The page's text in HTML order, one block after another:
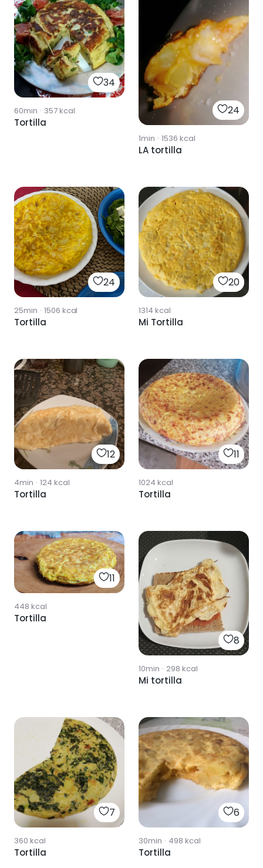
34
60min · 357kcal
Tortilla
24
1min · 1536 kcal
LA tortilla
24
25min · 1506 kcal
Tortilla
20
1314 kcal
Mi Tortilla
12
4min · 124 kcal
Tortilla
11
1024 kcal
Tortilla
11
448 kcal
Tortilla
8
10min · 298 kcal
Mi tortilla
7
360 kcal
Tortilla
6
30min · 498 kcal
Tortilla